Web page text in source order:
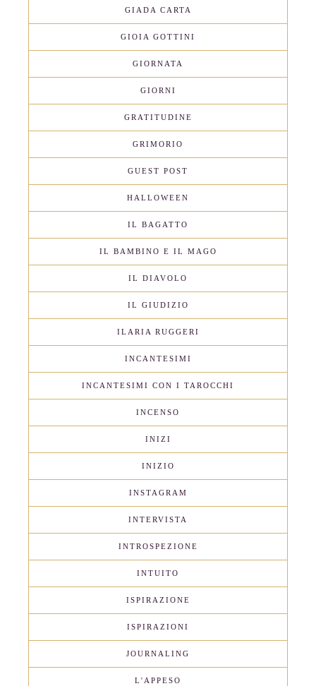
GIADA CARTA
GIOIA GOTTINI
GIORNATA
GIORNI
GRATITUDINE
GRIMORIO
GUEST POST
HALLOWEEN
IL BAGATTO
IL BAMBINO E IL MAGO
IL DIAVOLO
IL GIUDIZIO
ILARIA RUGGERI
INCANTESIMI
INCANTESIMI CON I TAROCCHI
INCENSO
INIZI
INIZIO
INSTAGRAM
INTERVISTA
INTROSPEZIONE
INTUITO
ISPIRAZIONE
ISPIRAZIONI
JOURNALING
L'APPESO